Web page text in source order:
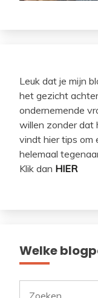
Leuk dat je mijn
het gezicht
ondernemende
willen zonder dat
vindt hier tips om
helemaal
Klik dan HIER
Welke